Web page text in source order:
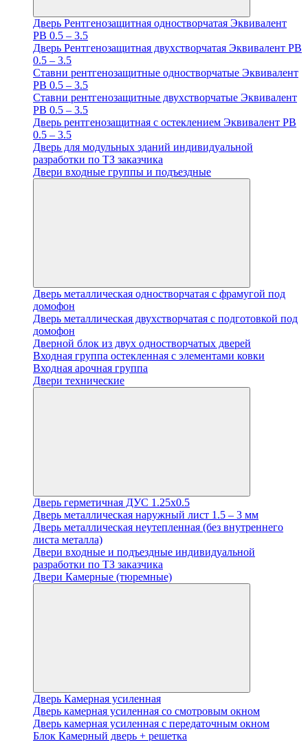
Дверь Рентгенозащитная одностворчатая Эквивалент
PB 0.5 – 3.5
Дверь Рентгенозащитная двухстворчатая Эквивалент PB
0.5 – 3.5
Ставни рентгенозащитные одностворчатые Эквивалент
PB 0.5 – 3.5
Ставни рентгенозащитные двухстворчатые Эквивалент
PB 0.5 – 3.5
Дверь рентгенозащитная с остеклением Эквивалент PB
0.5 – 3.5
Дверь для модульных зданий индивидуальной
разработки по ТЗ заказчика
Двери входные группы и подъездные
Дверь металлическая одностворчатая с фрамугой под
домофон
Дверь металлическая двухстворчатая с подготовкой под
домофон
Дверной блок из двух одностворчатых дверей
Входная группа остекленная с элементами ковки
Входная арочная группа
Двери технические
Дверь герметичная ДУС 1.25х0.5
Дверь металлическая наружный лист 1.5 – 3 мм
Дверь металлическая неутепленная (без внутреннего
листа металла)
Двери входные и подъездные индивидуальной
разработки по ТЗ заказчика
Двери Камерные (тюремные)
Дверь Камерная усиленная
Дверь камерная усиленная со смотровым окном
Дверь камерная усиленная с передаточным окном
Блок Камерный дверь + решетка